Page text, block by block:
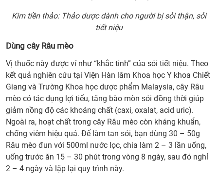
Kim tiền thảo: Thảo dược dành cho người bị sỏi thận, sỏi
tiết niệu
Dùng cây Râu mèo
Vị thuốc này được ví như “khắc tinh” của sỏi tiết niệu. Theo
kết quả nghiên cứu tại Viện Hàn lâm Khoa học Y khoa Chiết
Giang và Trường Khoa học dược phẩm Malaysia, cây Râu
mèo có tác dụng lợi tiểu, tăng bào mòn sỏi đồng thời giúp
giảm nồng độ các khoáng chất (caxi, oxalat, acid uric).
Ngoài ra, hoạt chất trong cây Râu mèo còn kháng khuẩn,
chống viêm hiệu quả. Để làm tan sỏi, bạn dùng 30 – 50g
Râu mèo đun với 500ml nước lọc, chia làm 2 – 3 lần uống,
uống trước ăn 15 – 30 phút trong vòng 8 ngày, sau đó nghỉ
2 – 4 ngày và lặp lại quy trình này.